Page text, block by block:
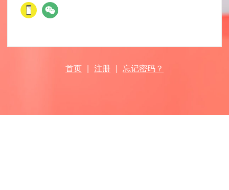
首页 | 注册 | 忘记密码？